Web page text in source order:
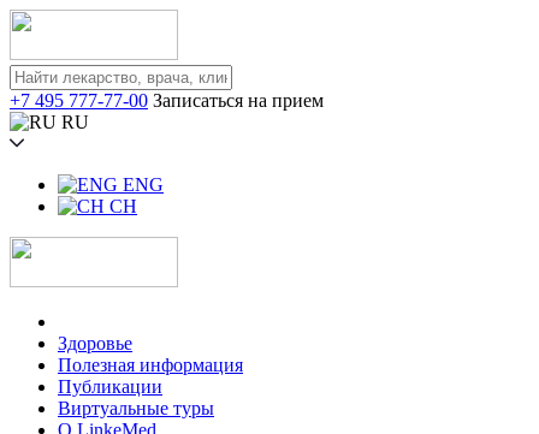
+7 495 777-77-00 Записаться на прием
RU
ENG
CH
Здоровье
Полезная информация
Публикации
Виртуальные туры
О LinkeMed